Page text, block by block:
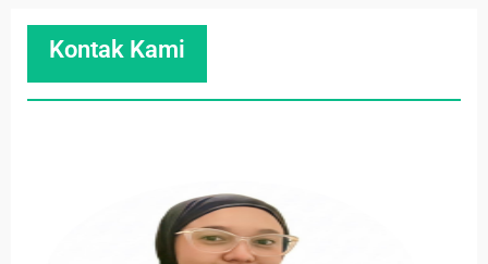
Kontak Kami